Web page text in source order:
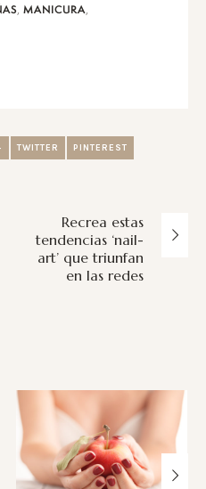
, MANICURA,
TWITTER PINTEREST
Recrea estas
tendencias ‘nail-
art’ que triunfan
en las redes